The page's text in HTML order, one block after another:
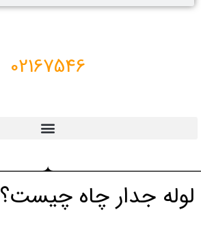
02167546
لوله جدار چاه چیست؟